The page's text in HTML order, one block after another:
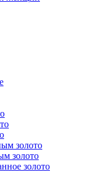
золото
золото
золото